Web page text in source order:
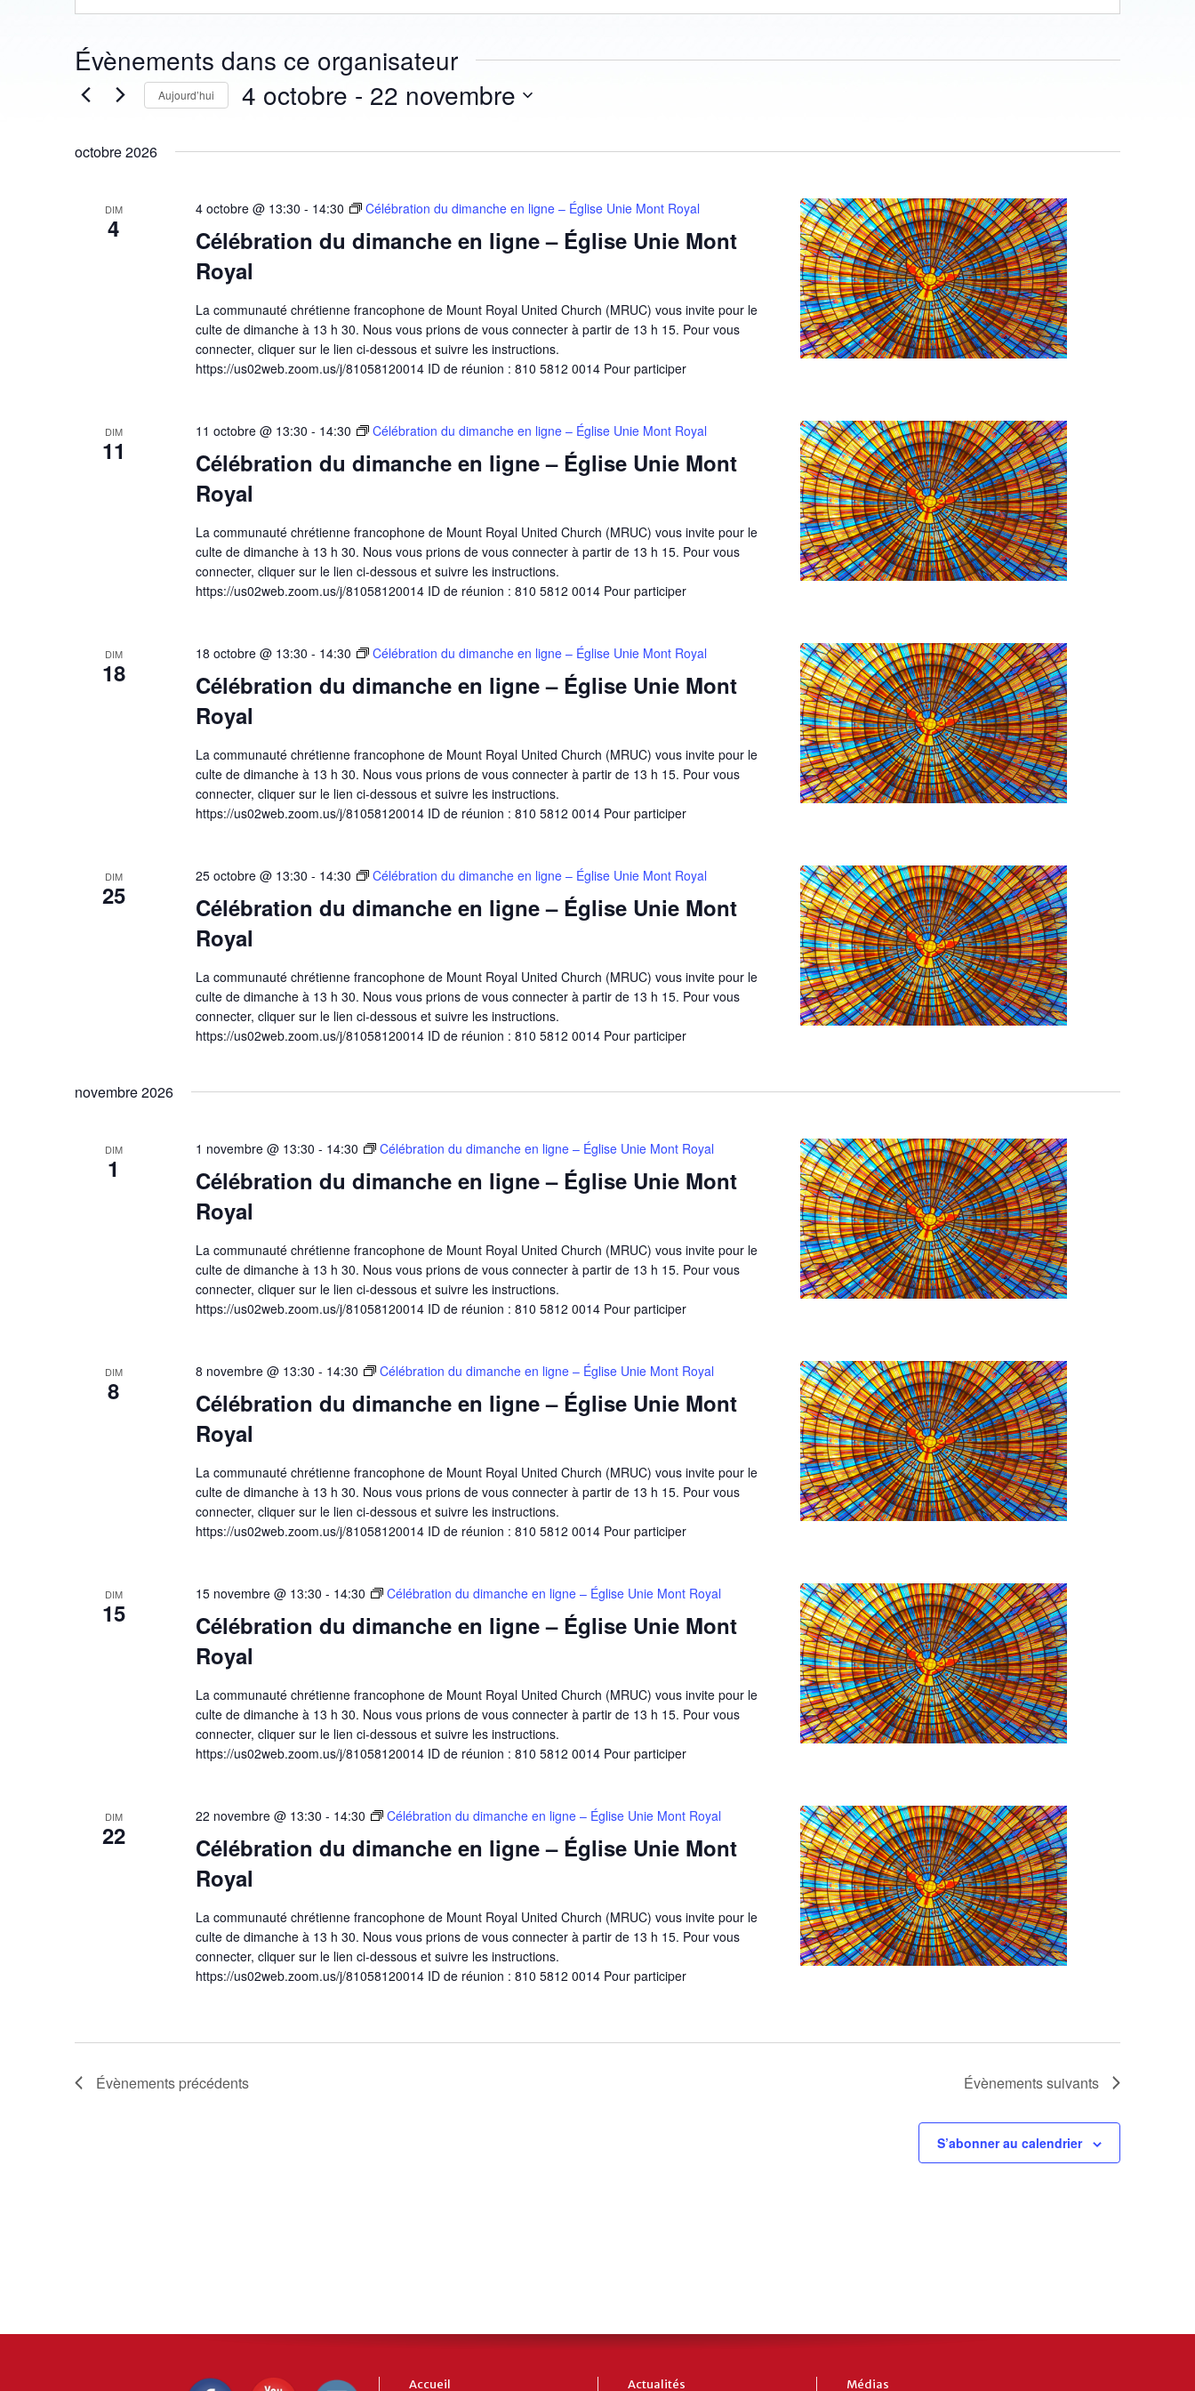
Évènements dans ce organisateur
Aujourd’hui 4 octobre - 22 novembre
date.
octobre 2026
DIM
4
Célébration du dimanche en ligne – Église Unie Mont
Royal
4 octobre @ 13:30 - 14:30 Célébration du dimanche en ligne – Église Unie Mont Royal
La communauté chrétienne francophone de Mount Royal United Church (MRUC) vous invite pour le
culte de dimanche à 13 h 30. Nous vous prions de vous connecter à partir de 13 h 15. Pour vous
connecter, cliquer sur le lien ci-dessous et suivre les instructions.
https://us02web.zoom.us/j/81058120014 ID de réunion : 810 5812 0014 Pour participer
DIM
11
Célébration du dimanche en ligne – Église Unie Mont
Royal
11 octobre @ 13:30 - 14:30 Célébration du dimanche en ligne – Église Unie Mont Royal
La communauté chrétienne francophone de Mount Royal United Church (MRUC) vous invite pour le
culte de dimanche à 13 h 30. Nous vous prions de vous connecter à partir de 13 h 15. Pour vous
connecter, cliquer sur le lien ci-dessous et suivre les instructions.
https://us02web.zoom.us/j/81058120014 ID de réunion : 810 5812 0014 Pour participer
DIM
18
Célébration du dimanche en ligne – Église Unie Mont
Royal
18 octobre @ 13:30 - 14:30 Célébration du dimanche en ligne – Église Unie Mont Royal
La communauté chrétienne francophone de Mount Royal United Church (MRUC) vous invite pour le
culte de dimanche à 13 h 30. Nous vous prions de vous connecter à partir de 13 h 15. Pour vous
connecter, cliquer sur le lien ci-dessous et suivre les instructions.
https://us02web.zoom.us/j/81058120014 ID de réunion : 810 5812 0014 Pour participer
DIM
25
Célébration du dimanche en ligne – Église Unie Mont
Royal
25 octobre @ 13:30 - 14:30 Célébration du dimanche en ligne – Église Unie Mont Royal
La communauté chrétienne francophone de Mount Royal United Church (MRUC) vous invite pour le
culte de dimanche à 13 h 30. Nous vous prions de vous connecter à partir de 13 h 15. Pour vous
connecter, cliquer sur le lien ci-dessous et suivre les instructions.
https://us02web.zoom.us/j/81058120014 ID de réunion : 810 5812 0014 Pour participer
novembre 2026
DIM
1
Célébration du dimanche en ligne – Église Unie Mont
Royal
1 novembre @ 13:30 - 14:30 Célébration du dimanche en ligne – Église Unie Mont Royal
La communauté chrétienne francophone de Mount Royal United Church (MRUC) vous invite pour le
culte de dimanche à 13 h 30. Nous vous prions de vous connecter à partir de 13 h 15. Pour vous
connecter, cliquer sur le lien ci-dessous et suivre les instructions.
https://us02web.zoom.us/j/81058120014 ID de réunion : 810 5812 0014 Pour participer
DIM
8
Célébration du dimanche en ligne – Église Unie Mont
Royal
8 novembre @ 13:30 - 14:30 Célébration du dimanche en ligne – Église Unie Mont Royal
La communauté chrétienne francophone de Mount Royal United Church (MRUC) vous invite pour le
culte de dimanche à 13 h 30. Nous vous prions de vous connecter à partir de 13 h 15. Pour vous
connecter, cliquer sur le lien ci-dessous et suivre les instructions.
https://us02web.zoom.us/j/81058120014 ID de réunion : 810 5812 0014 Pour participer
DIM
15
Célébration du dimanche en ligne – Église Unie Mont
Royal
15 novembre @ 13:30 - 14:30 Célébration du dimanche en ligne – Église Unie Mont Royal
La communauté chrétienne francophone de Mount Royal United Church (MRUC) vous invite pour le
culte de dimanche à 13 h 30. Nous vous prions de vous connecter à partir de 13 h 15. Pour vous
connecter, cliquer sur le lien ci-dessous et suivre les instructions.
https://us02web.zoom.us/j/81058120014 ID de réunion : 810 5812 0014 Pour participer
DIM
22
Célébration du dimanche en ligne – Église Unie Mont
Royal
22 novembre @ 13:30 - 14:30 Célébration du dimanche en ligne – Église Unie Mont Royal
La communauté chrétienne francophone de Mount Royal United Church (MRUC) vous invite pour le
culte de dimanche à 13 h 30. Nous vous prions de vous connecter à partir de 13 h 15. Pour vous
connecter, cliquer sur le lien ci-dessous et suivre les instructions.
https://us02web.zoom.us/j/81058120014 ID de réunion : 810 5812 0014 Pour participer
Évènements précédents Évènementssuivants
S’abonner au calendrier
Accueil Actualités Médias